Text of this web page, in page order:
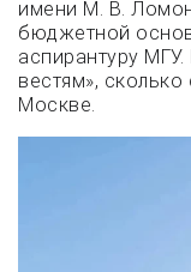
имени М. В.
бюджетной
аспирантуру
вестям»,
Москве.